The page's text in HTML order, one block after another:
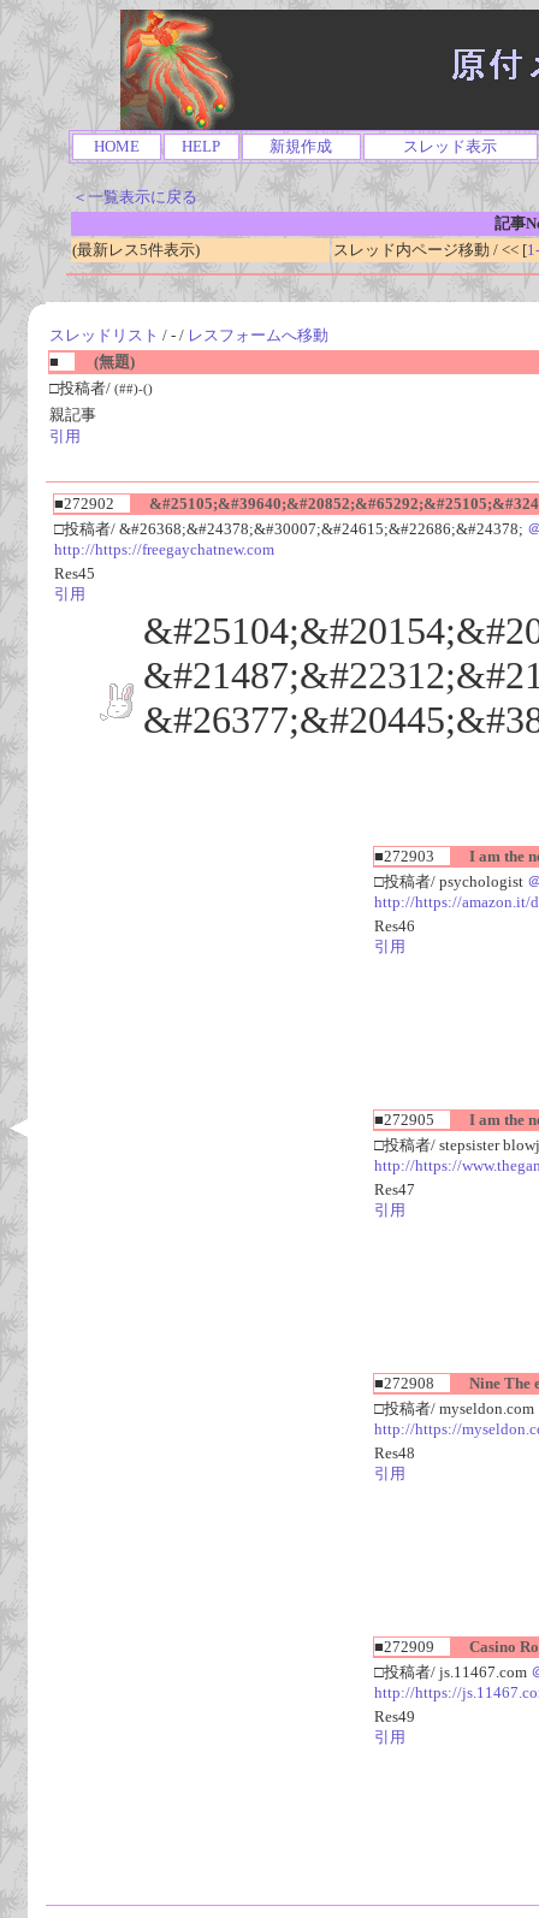
HOME HELP 新規作成 スレッド表示
＜一覧表示に戻る
記事
(最新レス5件表示)
スレッド内ページ移動 / << [
スレッドリスト / - / レスフォームへ移動
■
(無題)
□投稿者/ (##)-()
親記事
引用
■272902
□投稿者/ &#26368;&#24378;&#30007;&#24615;&#22686;&#24378;
http://https://freegaychatnew.com
Res45
引用
■272903
I am the
□投稿者/ psychologist
http://https://amazon.it/
Res46
引用
■272905
I am the
□投稿者/ stepsister
http://https://
Res47
引用
■272908
Nine The
□投稿者/ myseldon.com
http://https://
Res48
引用
■272909
Casino
□投稿者/ js.11467.com
http://https://
Res49
引用